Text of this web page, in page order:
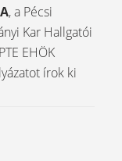
, a Pécsi
Kar Hallgatói
EHÖK
írok ki